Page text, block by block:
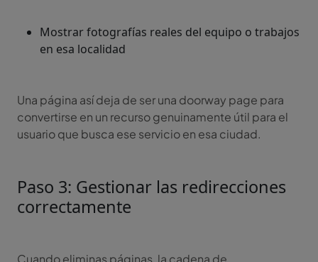
Mostrar fotografías reales del equipo o trabajos
en esa localidad
Una página así deja de ser una doorway page para
convertirse en un recurso genuinamente útil para el
usuario que busca ese servicio en esa ciudad.
Paso 3: Gestionar las redirecciones
correctamente
Cuando eliminas páginas, la cadena de